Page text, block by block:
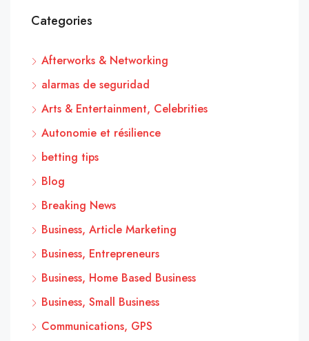
Categories
Afterworks & Networking
alarmas de seguridad
Arts & Entertainment, Celebrities
Autonomie et résilience
betting tips
Blog
Breaking News
Business, Article Marketing
Business, Entrepreneurs
Business, Home Based Business
Business, Small Business
Communications, GPS